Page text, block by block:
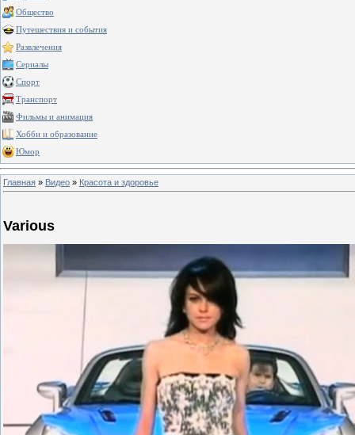
Общество
Путешествия и события
Развлечения
Сериалы
Спорт
Транспорт
Фильмы и анимация
Хобби и образование
Юмор
Главная » Видео » Красота и здоровье
Various